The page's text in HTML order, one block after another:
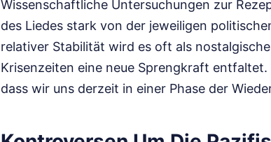
Wissenschaftliche Untersuchungen zur
des Liedes stark von der jeweiligen
relativer Stabilität wird es oft als
Krisenzeiten eine neue Sprengkraft
dass wir uns derzeit in einer Phase der